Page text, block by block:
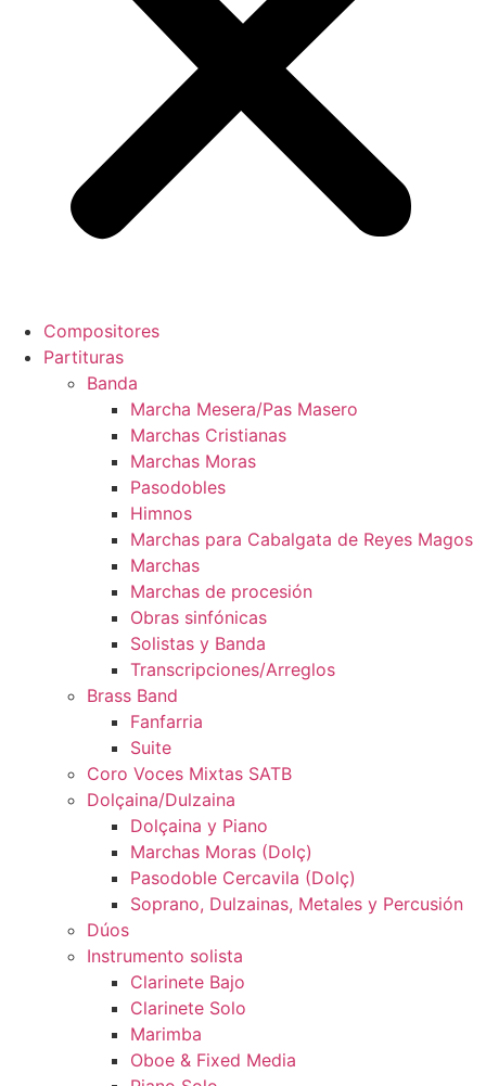
Compositores
Partituras
Banda
Marcha Mesera/Pas Masero
Marchas Cristianas
Marchas Moras
Pasodobles
Himnos
Marchas para Cabalgata de Reyes Magos
Marchas
Marchas de procesión
Obras sinfónicas
Solistas y Banda
Transcripciones/Arreglos
Brass Band
Fanfarria
Suite
Coro Voces Mixtas SATB
Dolçaina/Dulzaina
Dolçaina y Piano
Marchas Moras (Dolç)
Pasodoble Cercavila (Dolç)
Soprano, Dulzainas, Metales y Percusión
Dúos
Instrumento solista
Clarinete Bajo
Clarinete Solo
Marimba
Oboe & Fixed Media